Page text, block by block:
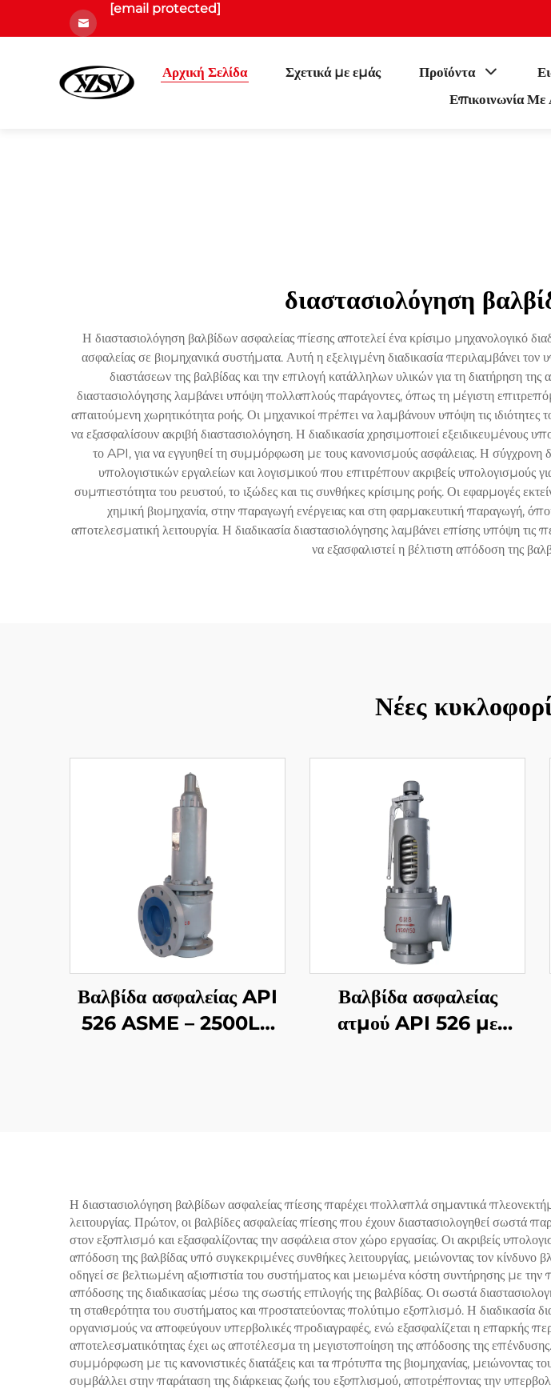
[email protected]
Αρχική Σελίδα Σχετικά με εμάς Προϊόντα
Επικοινωνία Με
διαστασιολόγηση
Η διαστασιολόγηση βαλβίδων ασφαλείας πίεσης αποτελεί ένα κρίσιμο μηχανολογικό
ασφαλείας σε βιομηχανικά συστήματα. Αυτή η εξελιγμένη διαδικασία περιλαμβάνει
διαστάσεων της βαλβίδας και την επιλογή κατάλληλων υλικών για τη διατήρηση
διαστασιολόγησης λαμβάνει υπόψη πολλαπλούς παράγοντες, όπως τη μέγιστη
απαιτούμενη χωρητικότητα ροής. Οι μηχανικοί πρέπει να λαμβάνουν υπόψη τις ιδιότητες
να εξασφαλίσουν ακριβή διαστασιολόγηση. Η διαδικασία χρησιμοποιεί
το API, για να εγγυηθεί τη συμμόρφωση με τους κανονισμούς ασφάλειας. Η
υπολογιστικών εργαλείων και λογισμικού που επιτρέπουν ακριβείς
συμπιεστότητα του ρευστού, το ιξώδες και τις συνθήκες κρίσιμης ροής. Οι εφαρμογές
χημική βιομηχανία, στην παραγωγή ενέργειας και στη φαρμακευτική παραγωγή,
αποτελεσματική λειτουργία. Η διαδικασία διαστασιολόγησης λαμβάνει επίσης υπόψη τις
να εξασφαλιστεί η βέλτιστη απόδοση της
Νέες
Βαλβίδα ασφαλείας API
526 ASME – 2500LB
επεξεργασίας
Βαλβίδα ασφαλείας
ατμού API 526 με
Η διαστασιολόγηση βαλβίδων ασφαλείας πίεσης παρέχει πολλαπλά σημαντικά
λειτουργίας. Πρώτον, οι βαλβίδες ασφαλείας πίεσης που έχουν διαστασιολογηθεί
στον εξοπλισμό και εξασφαλίζοντας την ασφάλεια στον χώρο εργασίας. Οι ακριβείς
απόδοση της βαλβίδας υπό συγκεκριμένες συνθήκες λειτουργίας, μειώνοντας τον
οδηγεί σε βελτιωμένη αξιοπιστία του συστήματος και μειωμένα κόστη συντήρησης με
απόδοσης της διαδικασίας μέσω της σωστής επιλογής της βαλβίδας. Οι σωστά
τη σταθερότητα του συστήματος και προστατεύοντας πολύτιμο εξοπλισμό. Η διαδικασία
οργανισμούς να αποφεύγουν υπερβολικές προδιαγραφές, ενώ εξασφαλίζεται η επαρκής
αποτελεσματικότητας έχει ως αποτέλεσμα τη μεγιστοποίηση της απόδοσης της
συμμόρφωση με τις κανονιστικές διατάξεις και τα πρότυπα της βιομηχανίας, μειώνοντας
συμβάλλει στην παράταση της διάρκειας ζωής του εξοπλισμού, αποτρέποντας την